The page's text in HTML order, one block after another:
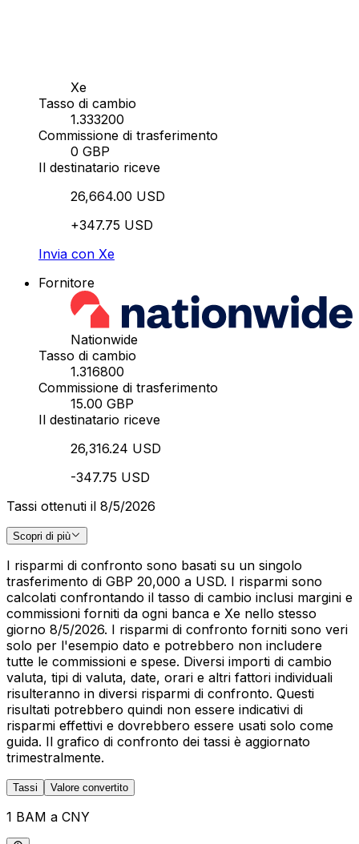
Xe
Tasso di cambio
1.333200
Commissione di trasferimento
0 GBP
Il destinatario riceve
26,664.00 USD
+347.75 USD
Invia con Xe
Fornitore
Nationwide
Tasso di cambio
1.316800
Commissione di trasferimento
15.00 GBP
Il destinatario riceve
26,316.24 USD
-347.75 USD
Tassi ottenuti il 8/5/2026
Scopri di più
I risparmi di confronto sono basati su un singolo
trasferimento di GBP 20,000 a USD. I risparmi sono
calcolati confrontando il tasso di cambio inclusi margini e
commissioni forniti da ogni banca e Xe nello stesso
giorno 8/5/2026. I risparmi di confronto forniti sono veri
solo per l'esempio dato e potrebbero non includere
tutte le commissioni e spese. Diversi importi di cambio
valuta, tipi di valuta, date, orari e altri fattori individuali
risulteranno in diversi risparmi di confronto. Questi
risultati potrebbero quindi non essere indicativi di
risparmi effettivi e dovrebbero essere usati solo come
guida. Il grafico di confronto dei tassi è aggiornato
trimestralmente.
Tassi Valore convertito
1 BAM a CNY